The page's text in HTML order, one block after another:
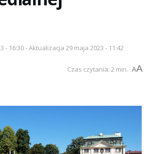
- 16:30 - Aktualizacja 29 maja 2023 - 11:42
Czas czytania: 2 min. AA